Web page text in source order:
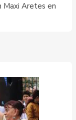
Maxi Aretes en